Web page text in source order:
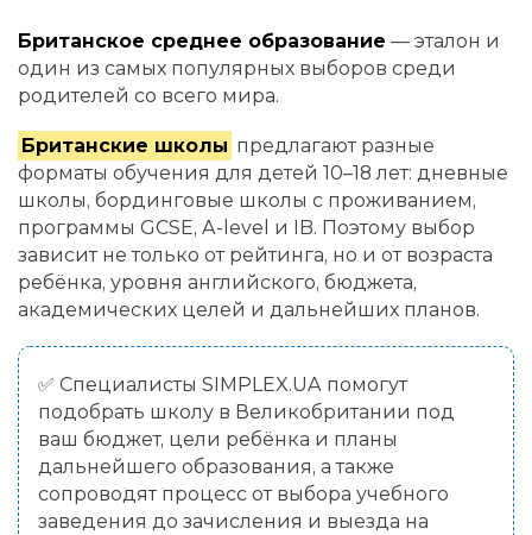
Британское среднее образование — эталон и
один из самых популярных выборов среди
родителей со всего мира.
Британские школы предлагают разные
форматы обучения для детей 10–18 лет: дневные
школы, бординговые школы с проживанием,
программы GCSE, A-level и IB. Поэтому выбор
зависит не только от рейтинга, но и от возраста
ребёнка, уровня английского, бюджета,
академических целей и дальнейших планов.
✅ Специалисты SIMPLEX.UA помогут
подобрать школу в Великобритании под
ваш бюджет, цели ребёнка и планы
дальнейшего образования, а также
сопроводят процесс от выбора учебного
заведения до зачисления и выезда на